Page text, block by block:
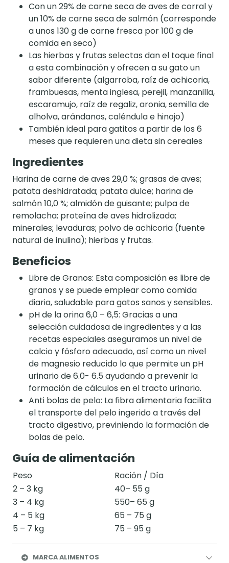
Con un 29% de carne seca de aves de corral y
un 10% de carne seca de salmón (corresponde
a unos 130 g de carne fresca por 100 g de
comida en seco)
Las hierbas y frutas selectas dan el toque final
a esta combinación y ofrecen a su gato un
sabor diferente (algarroba, raíz de achicoria,
frambuesas, menta inglesa, perejil, manzanilla,
escaramujo, raíz de regaliz, aronia, semilla de
alholva, arándanos, caléndula e hinojo)
También ideal para gatitos a partir de los 6
meses que requieren una dieta sin cereales
Ingredientes
Harina de carne de aves 29,0 %; grasas de aves;
patata deshidratada; patata dulce; harina de
salmón 10,0 %; almidón de guisante; pulpa de
remolacha; proteína de aves hidrolizada;
minerales; levaduras; polvo de achicoria (fuente
natural de inulina); hierbas y frutas.
Beneficios
Libre de Granos: Esta composición es libre de
granos y se puede emplear como comida
diaria, saludable para gatos sanos y sensibles.
pH de la orina 6,0 – 6,5: Gracias a una
selección cuidadosa de ingredientes y a las
recetas especiales aseguramos un nivel de
calcio y fósforo adecuado, así como un nivel
de magnesio reducido lo que permite un pH
urinario de 6.0- 6.5 ayudando a prevenir la
formación de cálculos en el tracto urinario.
Anti bolas de pelo: La fibra alimentaria facilita
el transporte del pelo ingerido a través del
tracto digestivo, previniendo la formación de
bolas de pelo.
Guía de alimentación
Peso
Ración / Día
2 – 3 kg
40– 55 g
3 – 4 kg
550– 65 g
4 – 5 kg
65 – 75 g
5 – 7 kg
75 – 95 g
MARCA ALIMENTOS